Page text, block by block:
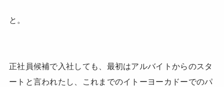
と。
正社員候補で入社しても、最初はアルバイトからのスタ
ートと言われたし、これまでのイトーヨーカドーでのパ